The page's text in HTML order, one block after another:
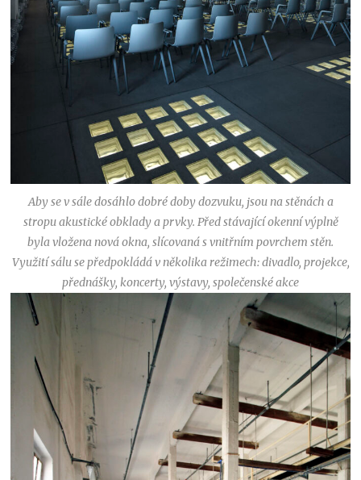
Aby se v sále dosáhlo dobré doby dozvuku, jsou na stěnách a
stropu akustické obklady a prvky. Před stávající okenní výplně
byla vložena nová okna, slícovaná s vnitřním povrchem stěn.
Využití sálu se předpokládá v několika režimech: divadlo, projekce,
přednášky, koncerty, výstavy, společenské akce